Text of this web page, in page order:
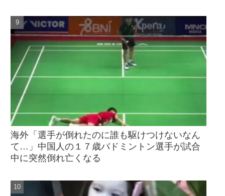
海外「選手が倒れたのに誰も駆けつけないなん
て…」中国人の１７歳バドミントン選手が試合
中に突然倒れ亡くなる